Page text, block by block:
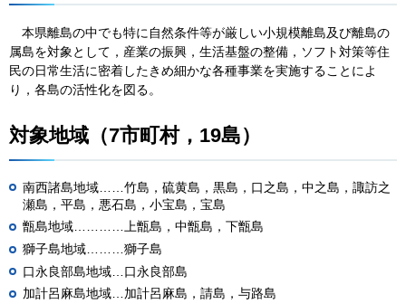
本県離島の中でも特に自然条件等が厳しい小規模離島及び離島の
属島を対象として，産業の振興，生活基盤の整備，ソフト対策等住
民の日常生活に密着したきめ細かな各種事業を実施することによ
り，各島の活性化を図る。
対象地域（7市町村，19島）
南西諸島地域……竹島，硫黄島，黒島，口之島，中之島，諏訪之
瀬島，平島，悪石島，小宝島，宝島
甑島地域…………上甑島，中甑島，下甑島
獅子島地域………獅子島
口永良部島地域…口永良部島
加計呂麻島地域…加計呂麻島，請島，与路島